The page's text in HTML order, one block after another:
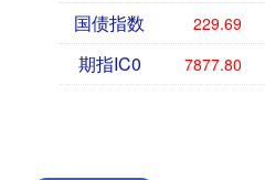
国债指数 229.69
期指IC0 7877.80